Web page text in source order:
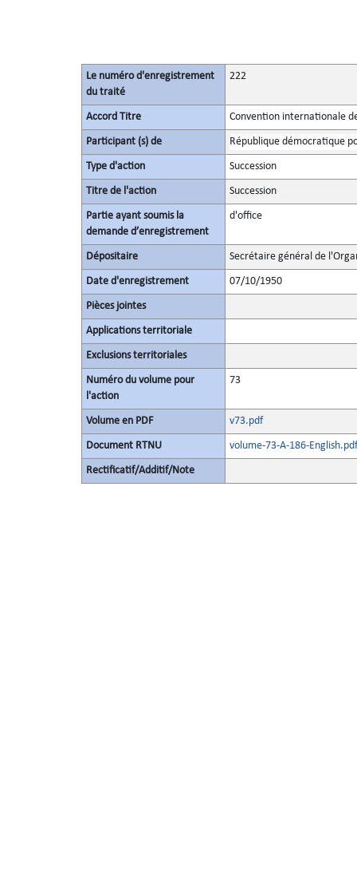
Le numéro d'enregistrement
du traité
222
Accord Titre Convention internationale
Participant (s) de République démocratique
Type d'action Succession
Titre de l'action Succession
Partie ayant soumis la
demande d’enregistrement
d'office
Dépositaire Secrétaire général de
Date d'enregistrement 07/10/1950
Pièces jointes
Applications territoriale
Exclusions territoriales
Numéro du volume pour
l'action
73
Volume en PDF v73.pdf
Document RTNU volume-73-A-186-English.pdf
Rectificatif/Additif/Note